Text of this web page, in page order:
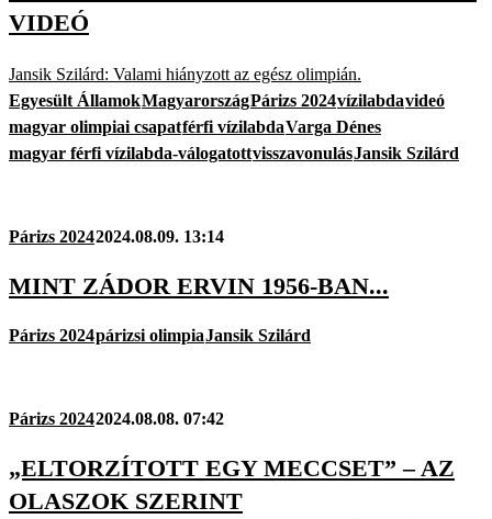
VIDEÓ
Jansik Szilárd: Valami hiányzott az egész olimpián.
Egyesült ÁllamokMagyarországPárizs 2024vízilabdavideó
magyar olimpiai csapatférfi vízilabdaVarga Dénes
magyar férfi vízilabda-válogatottvisszavonulásJansik Szilárd
Párizs 20242024.08.09. 13:14
MINT ZÁDOR ERVIN 1956-BAN...
Párizs 2024párizsi olimpiaJansik Szilárd
Párizs 20242024.08.08. 07:42
„ELTORZÍTOTT EGY MECCSET” – AZ
OLASZOK SZERINT